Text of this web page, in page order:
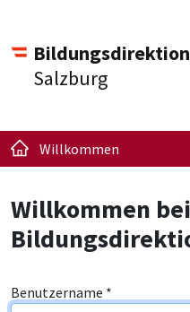
Bildungsdirektion
Salzburg
Willkommen
Willkommen
Benutzername *